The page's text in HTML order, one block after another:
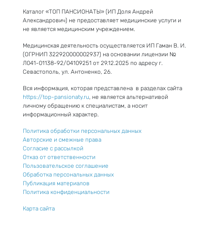
Каталог «ТОП ПАНСИОНАТЫ» (ИП Доля Андрей
Александрович) не предоставляет медицинские услуги и
не является медицинским учреждением.
Медицинская деятельность осуществляется ИП Гаман В. И.
(ОГРНИП 322920000002937) на основании лицензии №
Л041-01138-92/04109251 от 29.12.2025 по адресу г.
Севастополь, ул. Антоненко, 26.
Вся информация, которая представлена в разделах сайта
https://top-pansionaty.ru, не является альтернативой
личному обращению к специалистам, а носит
информационный характер.
Политика обработки персональных данных
Авторские и смежные права
Согласие с рассылкой
Отказ от ответственности
Пользовательское соглашение
Обработка персональных данных
Публикация материалов
Политика конфиденциальности
Карта сайта